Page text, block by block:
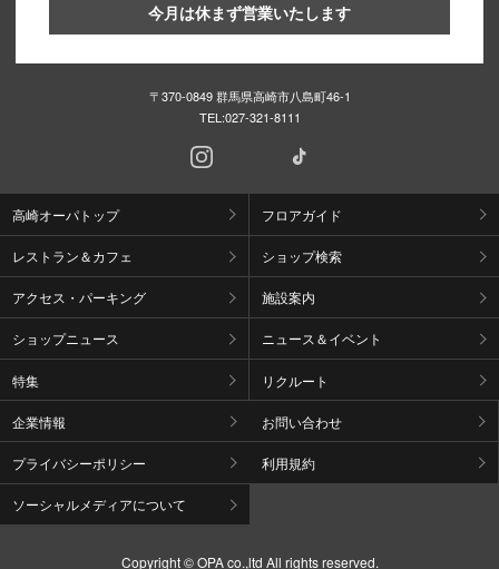
今月は休まず営業いたします
〒370-0849 群馬県高崎市八島町46-1
TEL:027-321-8111
高崎オーパトップ フロアガイド
レストラン＆カフェ ショップ検索
アクセス・パーキング 施設案内
ショップニュース ニュース＆イベント
特集 リクルート
企業情報 お問い合わせ
プライバシーポリシー 利用規約
ソーシャルメディアについて
Copyright © OPA co.,ltd All rights reserved.